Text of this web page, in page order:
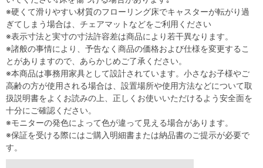
※硬くて滑りやすい材質のフローリング床でキャスターが転がり過
ぎてしまう場合は、チェアマットなどをご利用ください
※表示寸法と実寸の寸法許容差は商品により若干異なります。
※諸般の事情により、予告なく商品の価格および仕様を変更するこ
とがありますので、あらかじめご了承ください。
※本商品は事務用家具として設計されています。小さなお子様やご
高齢の方が使用される場合は、設置場所や使用方法などについて取
扱説明書をよくお読みの上、正しくお使いいただけるよう安全面を
十分にご確認ください。
※モニターの発色によって色が違って見える場合があります。
※保証を受ける際にはご購入明細書または納品書のご提示が必要で
す。